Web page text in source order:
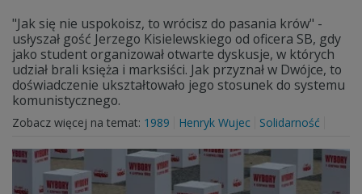
"Jak się nie uspokoisz, to wrócisz do pasania krów" -
usłyszał gość Jerzego Kisielewskiego od oficera SB, gdy
jako student organizował otwarte dyskusje, w których
udział brali księża i marksiści. Jak przyznał w Dwójce, to
doświadczenie ukształtowało jego stosunek do systemu
komunistycznego.
Zobacz więcej na temat: 1989 Henryk Wujec Solidarność